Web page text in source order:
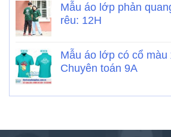
Mẫu áo lớp phản
rêu: 12H
Mẫu áo lớp có cổ màu
Chuyên toán 9A